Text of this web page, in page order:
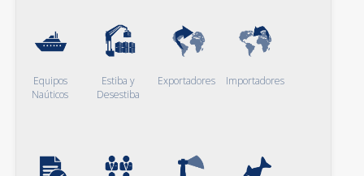
Equipos
Naúticos
Estiba y
Desestiba
Exportadores Importadores